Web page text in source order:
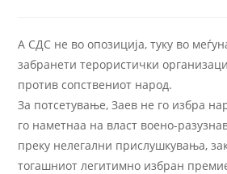
A СДС не во опозиција, туку во
забранети терористички
против сопствениот народ.
За потсетување, Заев не го избра
го наметнаа на власт воено-
преку нелегални прислушкувања,
тогашниот легитимно избран